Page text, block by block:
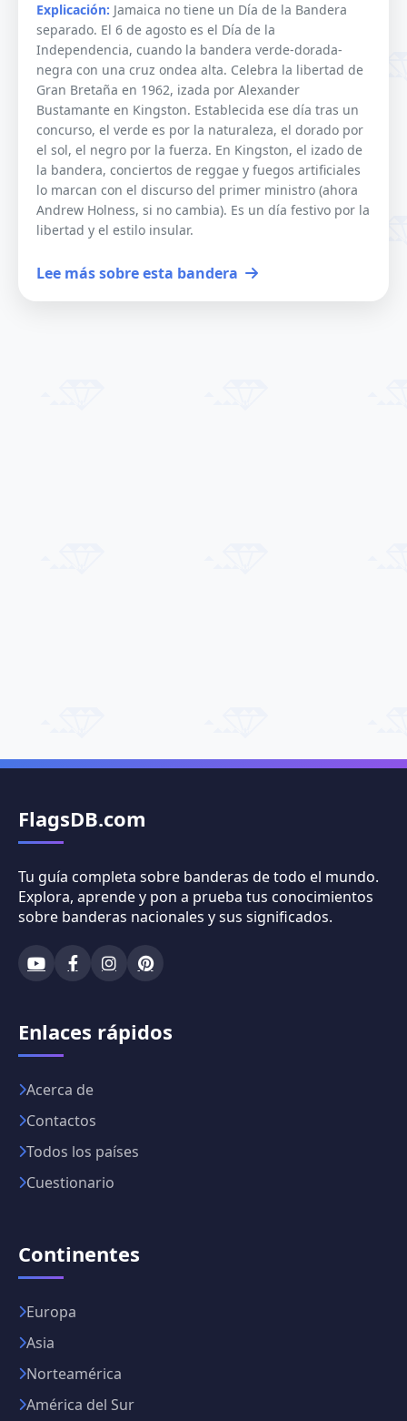
Explicación: Jamaica no tiene un Día de la Bandera
separado. El 6 de agosto es el Día de la
Independencia, cuando la bandera verde-dorada-
negra con una cruz ondea alta. Celebra la libertad de
Gran Bretaña en 1962, izada por Alexander
Bustamante en Kingston. Establecida ese día tras un
concurso, el verde es por la naturaleza, el dorado por
el sol, el negro por la fuerza. En Kingston, el izado de
la bandera, conciertos de reggae y fuegos artificiales
lo marcan con el discurso del primer ministro (ahora
Andrew Holness, si no cambia). Es un día festivo por la
libertad y el estilo insular.
Lee más sobre esta bandera
FlagsDB.com
Tu guía completa sobre banderas de todo el mundo.
Explora, aprende y pon a prueba tus conocimientos
sobre banderas nacionales y sus significados.
Enlaces rápidos
Acerca de
Contactos
Todos los países
Cuestionario
Continentes
Europa
Asia
Norteamérica
América del Sur